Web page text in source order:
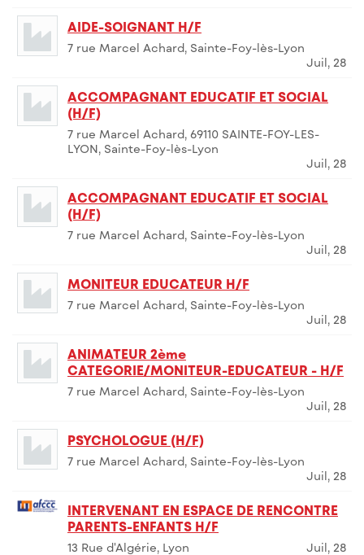
AIDE-SOIGNANT H/F
7 rue Marcel Achard, Sainte-Foy-lès-Lyon
Juil, 28
ACCOMPAGNANT EDUCATIF ET SOCIAL
(H/F)
7 rue Marcel Achard, 69110 SAINTE-FOY-LES-
LYON, Sainte-Foy-lès-Lyon
Juil, 28
ACCOMPAGNANT EDUCATIF ET SOCIAL
(H/F)
7 rue Marcel Achard, Sainte-Foy-lès-Lyon
Juil, 28
MONITEUR EDUCATEUR H/F
7 rue Marcel Achard, Sainte-Foy-lès-Lyon
Juil, 28
ANIMATEUR 2ème
CATEGORIE/MONITEUR-EDUCATEUR - H/F
7 rue Marcel Achard, Sainte-Foy-lès-Lyon
Juil, 28
PSYCHOLOGUE (H/F)
7 rue Marcel Achard, Sainte-Foy-lès-Lyon
Juil, 28
INTERVENANT EN ESPACE DE RENCONTRE
PARENTS-ENFANTS H/F
13 Rue d'Algérie, Lyon Juil, 28